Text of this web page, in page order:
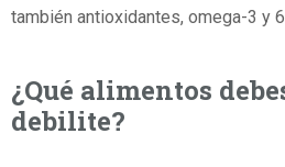
también antioxidantes, omega-3 y 6.
¿Qué alimentos
debilite?